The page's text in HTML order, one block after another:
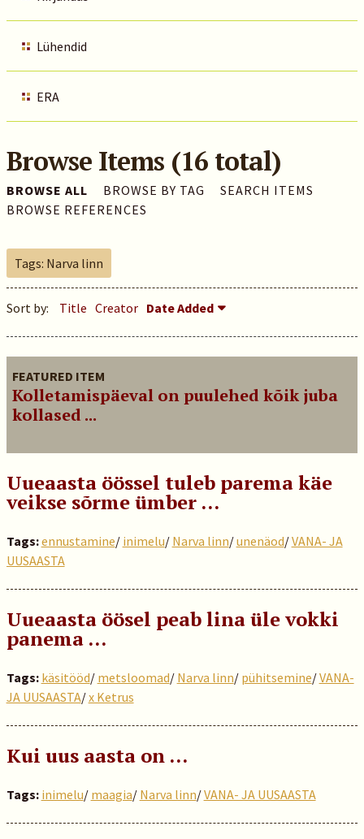
Lühendid
ERA
Browse Items (16 total)
BROWSE ALL BROWSE BY TAG
SEARCH ITEMS
BROWSE REFERENCES
Tags: Narva linn
Sort by: Title Creator Date Added
FEATURED ITEM
Kolletamispäeval on puulehed kõik juba
kollased ...
Uueaasta öössel tuleb parema käe
veikse sõrme ümber …
Tags:ennustamine/ inimelu/ Narva linn/unenäod/VANA- JA
UUSAASTA
Uueaasta öösel peab lina üle vokki
panema …
Tags: käsitööd/ metsloomad/ Narva linn/ pühitsemine/VANA-
JA UUSAASTA/x Ketrus
Kui uus aasta on …
Tags: inimelu/ maagia/ Narva linn/VANA- JA UUSAASTA